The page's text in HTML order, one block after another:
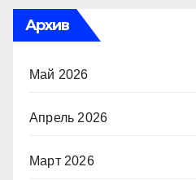
Архив
Май 2026
Апрель 2026
Март 2026